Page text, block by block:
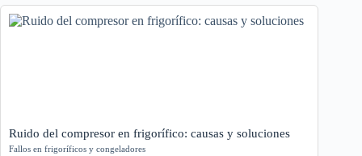
Ruido del compresor en frigorífico: causas y soluciones
Fallos en frigoríficos y congeladores